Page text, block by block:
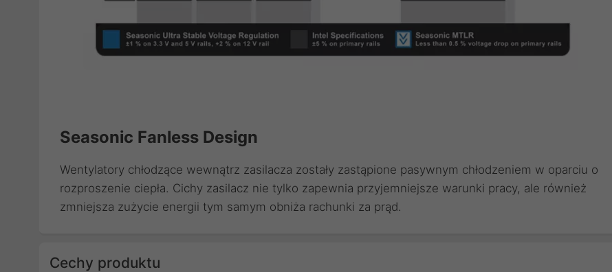
Seasonic Fanless Design
Wentylatory chłodzące wewnątrz zasilacza zostały zastąpione pasywnym chłodzeniem w oparciu o
rozproszenie ciepła. Cichy zasilacz nie tylko zapewnia przyjemniejsze warunki pracy, ale również
zmniejsza zużycie energii tym samym obniża rachunki za prąd.
Cechy produktu